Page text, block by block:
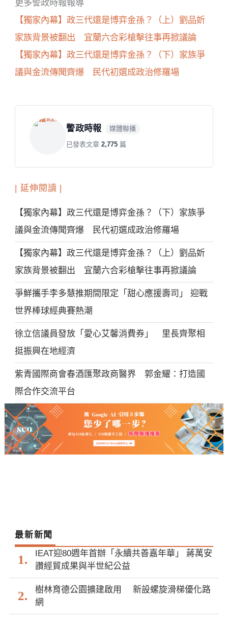
更多警政時報報導
【獨家內幕】政三代還是博弈金孫？（上）劉品妡
家族背景被翻出 宜蘭六合彩槍擊往事再掀議論
【獨家內幕】政三代還是博弈金孫？（下）家族爭
議與金流傳聞齊爆 民代初選成政治修羅場
警政時報 媒體聯播
已發表文章2,775 篇
| 延伸閱讀 |
【獨家內幕】政三代還是博弈金孫？（下）家族爭
議與金流傳聞齊爆 民代初選成政治修羅場
【獨家內幕】政三代還是博弈金孫？（上）劉品妡
家族背景被翻出 宜蘭六合彩槍擊往事再掀議論
爭鮮攜手李多慧推期間限定「甜心應援壽司」 迎戰
世界棒球經典賽熱潮
徐立信議員發放「愛心艾馨消費券」 里長齊聚相
挺振興在地經濟
紫青國際商會春酒匯聚政商醫界 郭金耀：打造國
際合作交流平台
最新新聞
IEAT迎80週年首辦「永續共善嘉年華」 蔣萬安
讚經貿成果與半世紀公益
樹林育德公園擴建啟用 新設螺旋滑梯優化路
網